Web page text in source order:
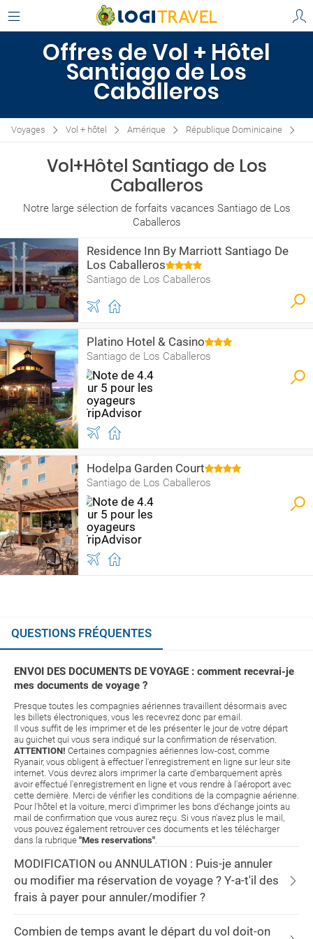
Offres de Vol + Hôtel
Santiago de Los
Caballeros
Voyages Vol + hôtel Amérique République Dominicaine
Vol+Hôtel Santiago de Los
Caballeros
Notre large sélection de forfaits vacances Santiago de Los
Caballeros
Residence Inn By Marriott Santiago De
Los Caballeros
Santiago de Los Caballeros
Platino Hotel & Casino
Santiago de Los Caballeros
Hodelpa Garden Court
Santiago de Los Caballeros
QUESTIONS FRÉQUENTES
ENVOI DES DOCUMENTS DE VOYAGE : comment recevrai-je
mes documents de voyage ?
Presque toutes les compagnies aériennes travaillent désormais avec
les billets électroniques, vous les recevrez donc par email.
Il vous suffit de les imprimer et de les présenter le jour de votre départ
au guichet qui vous sera indiqué sur la confirmation de réservation.
ATTENTION! Certaines compagnies aériennes low-cost, comme
Ryanair, vous obligent à effectuer l'enregistrement en ligne sur leur site
internet. Vous devrez alors imprimer la carte d'embarquement après
avoir effectué l'enregistrement en ligne et vous rendre à l'aéroport avec
cette dernière. Merci de vérifier les conditions de la compagnie aérienne.
Pour l'hôtel et la voiture, merci d'imprimer les bons d'échange joints au
mail de confirmation que vous aurez reçu. Si vous n'avez plus le mail,
vous pouvez également retrouver ces documents et les télécharger
dans la rubrique "Mes reservations".
MODIFICATION ou ANNULATION : Puis-je annuler
ou modifier ma réservation de voyage ? Y-a-t'il des
frais à payer pour annuler/modifier ?
Combien de temps avant le départ du vol doit-on